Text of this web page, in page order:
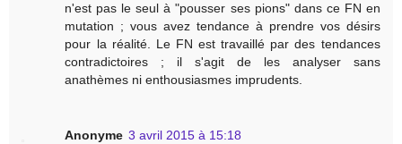
n'est pas le seul à "pousser ses pions" dans ce FN en
mutation ; vous avez tendance à prendre vos désirs
pour la réalité. Le FN est travaillé par des tendances
contradictoires ; il s'agit de les analyser sans
anathèmes ni enthousiasmes imprudents.
Anonyme 3 avril 2015 à 15:18